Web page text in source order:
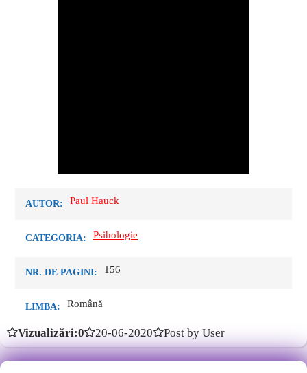
AUTOR: Paul Hauck
CATEGORIA: Psihologie
NR. DE PAGINI: 156
LIMBA: Română
Vizualizări:0 20-06-2020 Post by User